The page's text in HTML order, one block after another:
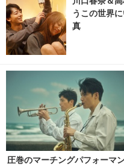
うこの世界
真
圧巻のマーチングパフォーマ